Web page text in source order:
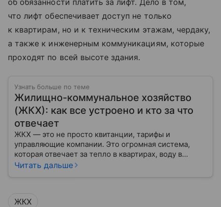
что лифт обеспечивает доступ не только
к квартирам, но и к техническим этажам, чердаку,
а также к инженерным коммуникациям, которые
проходят по всей высоте здания.
Узнать больше по теме
Жилищно-коммунальное хозяйство
(ЖКХ): как все устроено и кто за что
отвечает
ЖКХ — это не просто квитанции, тарифы и
управляющие компании. Это огромная система,
которая отвечает за тепло в квартирах, воду в
кране, освещение улиц и чистоту во дворах.
Читать дальше
ЖКХ